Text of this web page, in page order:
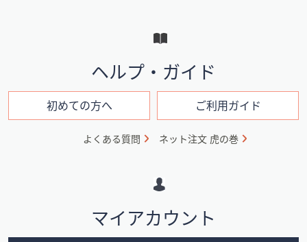
ォ
ヘルプ・ガイド
初めての方へ ご利用ガイド
よくある質問 ネット注文 虎の巻
マイアカウント